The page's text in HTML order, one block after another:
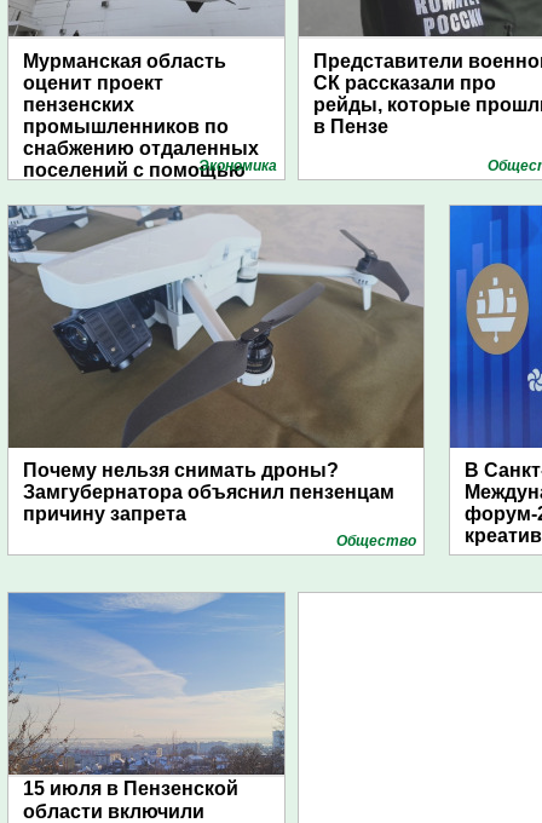
Мурманская область
оценит проект
пензенских
промышленников по
снабжению отдаленных
поселений с помощью
Экономика
Представители
СК рассказали про
рейды, которые
в Пензе
Почему нельзя снимать дроны?
Замгубернатора объяснил пензенцам
причину запрета
Общество
В
форум-
15 июля в Пензенской
области включили